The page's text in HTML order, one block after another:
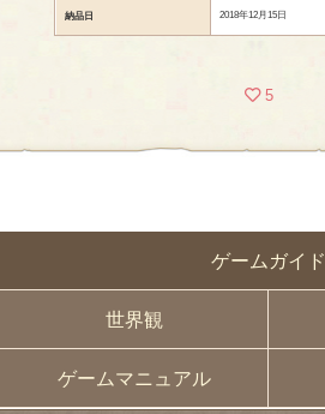
ゲームガイド
世界観
ゲームマニュアル
納品日 2018年12月15日
5